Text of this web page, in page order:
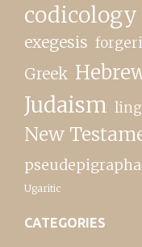
codicology
exegesis
Greek
Judaism
New
pseudepigrapha
Ugaritic
CATEGORIES